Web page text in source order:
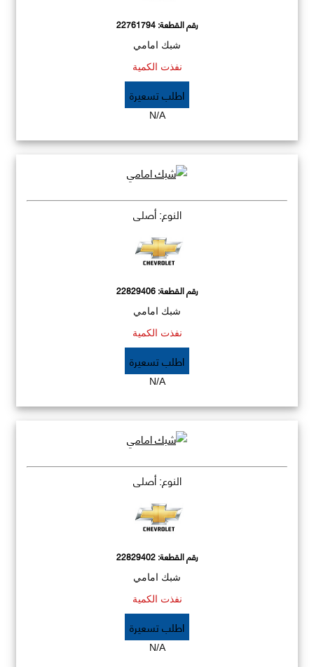
رقم القطعة:22761794
شبك امامي
نفذت الكمية
اطلب تسعيرة
N/A
النوع: أصلي
رقم القطعة:22829406
شبك امامي
نفذت الكمية
اطلب تسعيرة
N/A
النوع: أصلي
رقم القطعة:22829402
شبك امامي
نفذت الكمية
اطلب تسعيرة
N/A